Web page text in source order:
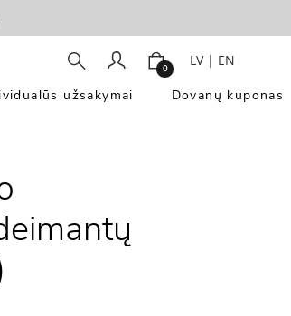
0 LV| EN
užsakymai Dovanų kuponas